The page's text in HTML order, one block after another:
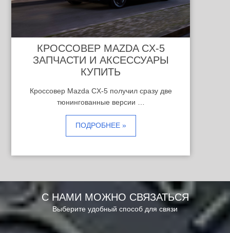
КРОССОВЕР MAZDA CX-5
ЗАПЧАСТИ И АКСЕССУАРЫ
КУПИТЬ
Кроссовер Mazda CX-5 получил сразу две
тюнингованные версии …
ПОДРОБНЕЕ »
С НАМИ МОЖНО СВЯЗАТЬСЯ
Выберите удобный способ для связи